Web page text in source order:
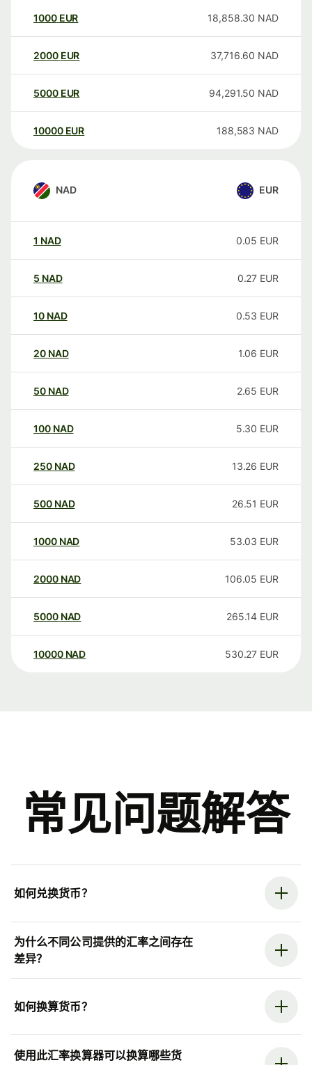
1000 EUR 18,858.30 NAD
2000 EUR 37,716.60 NAD
5000 EUR 94,291.50 NAD
10000 EUR 188,583 NAD
NAD EUR
1 NAD 0.05 EUR
5 NAD 0.27 EUR
10 NAD 0.53 EUR
20 NAD 1.06 EUR
50 NAD 2.65 EUR
100 NAD 5.30 EUR
250 NAD 13.26 EUR
500 NAD 26.51 EUR
1000 NAD 53.03 EUR
2000 NAD 106.05 EUR
5000 NAD 265.14 EUR
10000 NAD 530.27 EUR
常见问题解答
如何兑换货币？
为什么不同公司提供的汇率之间存在
差异？
如何换算货币？
使用此汇率换算器可以换算哪些货